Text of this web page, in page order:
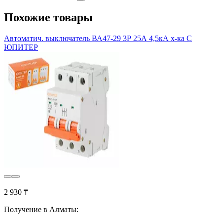
Похожие товары
Автоматич. выключатель ВА47-29 3Р 25А 4,5кА х-ка С
ЮПИТЕР
2 930 ₸
Получение в Алматы: